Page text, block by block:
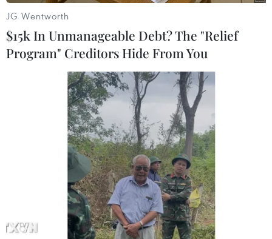
Hà Nội sắp có mưa dông, đề phòng tố lốc
và gió giật mạnh
18/06/2016 10:33
Khoảng 17 giờ ngày 18/6, qua theo dõi ảnh mây vệ tinh,
số liệu định vị sét và ảnh radar thời tiết cho thấy có vùng
JG Wentworth
$15k In Unmanageable Debt? The "Relief
Program" Creditors Hide From You